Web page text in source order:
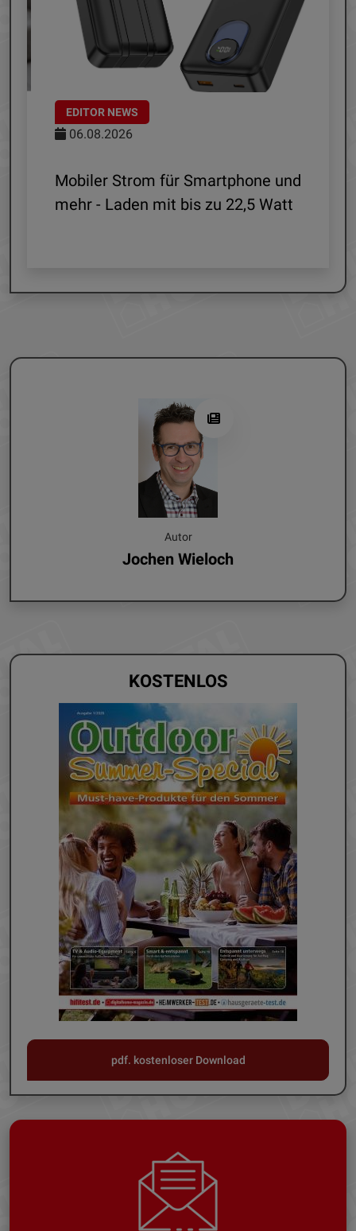
EDITOR NEWS
06.08.2026
Mobiler Strom für Smartphone und
mehr - Laden mit bis zu 22,5 Watt
Autor
Jochen Wieloch
KOSTENLOS
pdf. kostenloser Download